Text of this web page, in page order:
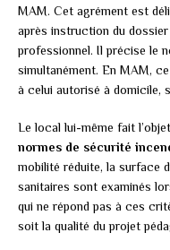
MAM. Cet agrément est
après instruction du
professionnel. Il précise le
simultanément. En MAM,
à celui autorisé à domicile,
Le local lui-même fait
normes de sécurité
mobilité réduite, la surface
sanitaires sont examinés
qui ne répond pas à ces
soit la qualité du projet